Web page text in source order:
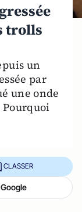
trolls
un
par
une onde
Pourquoi
CLASSER